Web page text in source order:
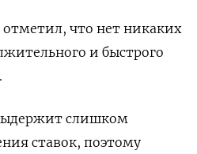
отметил, что нет никаких
и быстрого
слишком
ставок, поэтому